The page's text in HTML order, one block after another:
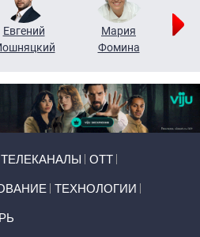
Евгений
Мария
Фомина
ТЕЛЕКАНАЛЫ ОТТ
ТЕХНОЛОГИИ